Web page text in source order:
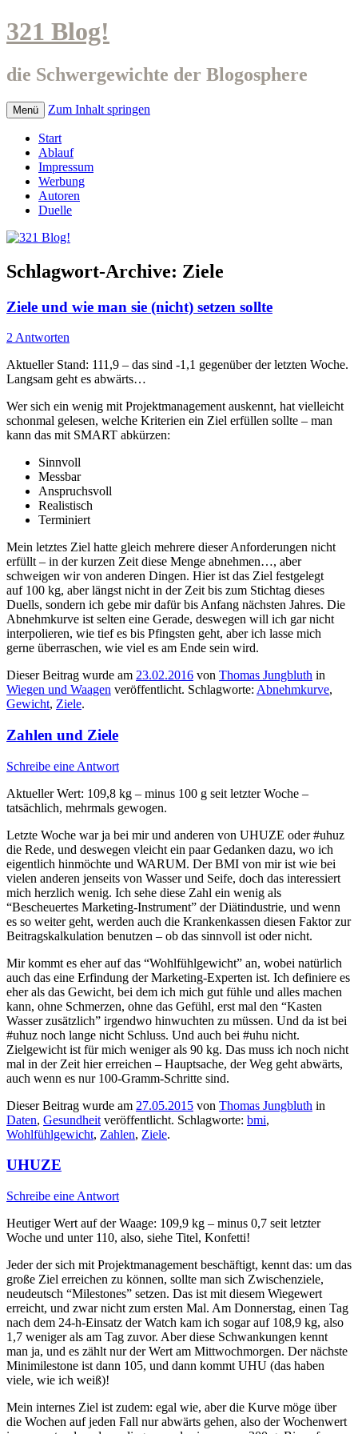
321 Blog!
die Schwergewichte der Blogosphere
Menü Zum Inhalt springen
Start
Ablauf
Impressum
Werbung
Autoren
Duelle
Schlagwort-Archive: Ziele
Ziele und wie man sie (nicht) setzen sollte
2 Antworten
Aktueller Stand: 111,9 – das sind -1,1 gegenüber der letzten Woche.
Langsam geht es abwärts…
Wer sich ein wenig mit Projektmanagement auskennt, hat vielleicht
schonmal gelesen, welche Kriterien ein Ziel erfüllen sollte – man
kann das mit SMART abkürzen:
Sinnvoll
Messbar
Anspruchsvoll
Realistisch
Terminiert
Mein letztes Ziel hatte gleich mehrere dieser Anforderungen nicht
erfüllt – in der kurzen Zeit diese Menge abnehmen…, aber
schweigen wir von anderen Dingen. Hier ist das Ziel festgelegt
auf 100 kg, aber längst nicht in der Zeit bis zum Stichtag dieses
Duells, sondern ich gebe mir dafür bis Anfang nächsten Jahres. Die
Abnehmkurve ist selten eine Gerade, deswegen will ich gar nicht
interpolieren, wie tief es bis Pfingsten geht, aber ich lasse mich
gerne überraschen, wie viel es am Ende sein wird.
Dieser Beitrag wurde am 23.02.2016 von Thomas Jungbluth in
Wiegen und Waagen veröffentlicht. Schlagworte: Abnehmkurve,
Gewicht, Ziele.
Zahlen und Ziele
Schreibe eine Antwort
Aktueller Wert: 109,8 kg – minus 100 g seit letzter Woche –
tatsächlich, mehrmals gewogen.
Letzte Woche war ja bei mir und anderen von UHUZE oder #uhuz
die Rede, und deswegen vleicht ein paar Gedanken dazu, wo ich
eigentlich hinmöchte und WARUM. Der BMI von mir ist wie bei
vielen anderen jenseits von Wasser und Seife, doch das interessiert
mich herzlich wenig. Ich sehe diese Zahl ein wenig als
“Bescheuertes Marketing-Instrument” der Diätindustrie, und wenn
es so weiter geht, werden auch die Krankenkassen diesen Faktor zur
Beitragskalkulation benutzen – ob das sinnvoll ist oder nicht.
Mir kommt es eher auf das “Wohlfühlgewicht” an, wobei natürlich
auch das eine Erfindung der Marketing-Experten ist. Ich definiere es
eher als das Gewicht, bei dem ich mich gut fühle und alles machen
kann, ohne Schmerzen, ohne das Gefühl, erst mal den “Kasten
Wasser zusätzlich” irgendwo hinwuchten zu müssen. Und da ist bei
#uhuz noch lange nicht Schluss. Und auch bei #uhu nicht.
Zielgewicht ist für mich weniger als 90 kg. Das muss ich noch nicht
mal in der Zeit hier erreichen – Hauptsache, der Weg geht abwärts,
auch wenn es nur 100-Gramm-Schritte sind.
Dieser Beitrag wurde am 27.05.2015 von Thomas Jungbluth in
Daten, Gesundheit veröffentlicht. Schlagworte: bmi,
Wohlfühlgewicht, Zahlen, Ziele.
UHUZE
Schreibe eine Antwort
Heutiger Wert auf der Waage: 109,9 kg – minus 0,7 seit letzter
Woche und unter 110, also, siehe Titel, Konfetti!
Jeder der sich mit Projektmanagement beschäftigt, kennt das: um das
große Ziel erreichen zu können, sollte man sich Zwischenziele,
neudeutsch “Milestones” setzen. Das ist mit diesem Wiegewert
erreicht, und zwar nicht zum ersten Mal. Am Donnerstag, einen Tag
nach dem 24-h-Einsatz der Watch kam ich sogar auf 108,9 kg, also
1,7 weniger als am Tag zuvor. Aber diese Schwankungen kennt
man ja, und es zählt nur der Wert am Mittwochmorgen. Der nächste
Minimilestone ist dann 105, und dann kommt UHU (das haben
viele, wie ich weiß)!
Mein internes Ziel ist zudem: egal wie, aber die Kurve möge über
die Wochen auf jeden Fall nur abwärts gehen, also der Wochenwert